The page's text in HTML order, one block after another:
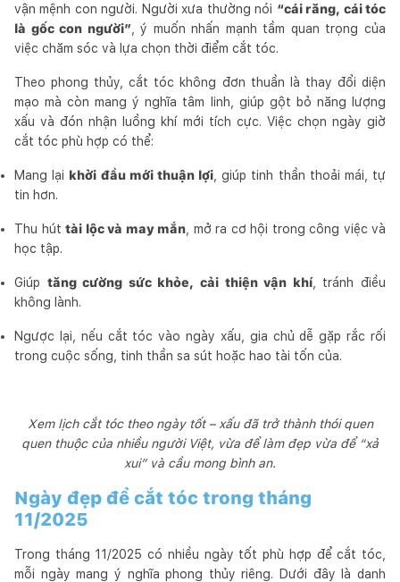
vận mệnh con người. Người xưa thường nói “cái răng, cái tóc
là gốc con người” , ý muốn nhấn mạnh tầm quan trọng của
việc chăm sóc và lựa chọn thời điểm cắt tóc.
Theo phong thủy, cắt tóc không đơn thuần là thay đổi diện
mạo mà còn mang ý nghĩa tâm linh, giúp gột bỏ năng lượng
xấu và đón nhận luồng khí mới tích cực. Việc chọn ngày giờ
cắt tóc phù hợp có thể:
Mang lại khởi đầu mới thuận lợi , giúp tinh thần thoải mái, tự
tin hơn.
Thu hút tài lộc và may mắn , mở ra cơ hội trong công việc và
học tập.
Giúp tăng cường sức khỏe, cải thiện vận khí, tránh điều
không lành.
Ngược lại, nếu cắt tóc vào ngày xấu, gia chủ dễ gặp rắc rối
trong cuộc sống, tinh thần sa sút hoặc hao tài tốn của.
Xem lịch cắt tóc theo ngày tốt – xấu đã trở thành thói quen
quen thuộc của nhiều người Việt, vừa để làm đẹp vừa để “xả
xui” và cầu mong bình an.
Ngày đẹp để cắt tóc trong tháng
11/2025
Trong tháng 11/2025 có nhiều ngày tốt phù hợp để cắt tóc,
mỗi ngày mang ý nghĩa phong thủy riêng. Dưới đây là danh